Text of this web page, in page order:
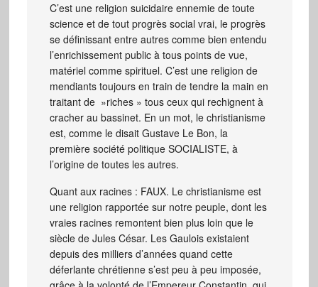
C’est une religion suicidaire ennemie de toute
science et de tout progrès social vrai, le progrès
se définissant entre autres comme bien entendu
l’enrichissement public à tous points de vue,
matériel comme spirituel. C’est une religion de
mendiants toujours en train de tendre la main en
traitant de »riches » tous ceux qui rechignent à
cracher au bassinet. En un mot, le christianisme
est, comme le disait Gustave Le Bon, la
première société politique SOCIALISTE, à
l’origine de toutes les autres.
Quant aux racines : FAUX. Le christianisme est
une religion rapportée sur notre peuple, dont les
vraies racines remontent bien plus loin que le
siècle de Jules César. Les Gaulois existaient
depuis des milliers d’années quand cette
déferlante chrétienne s’est peu à peu imposée,